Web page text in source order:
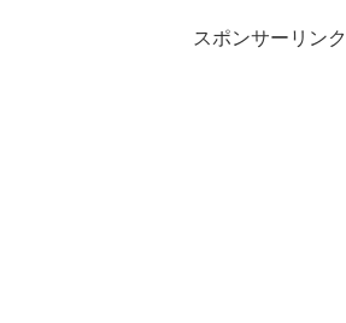
スポンサーリンク